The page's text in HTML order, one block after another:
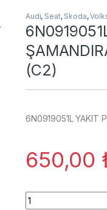
Audi, Seat, Skoda,
(C2)
6N0919051L YAKIT
650,00
6N0919051L